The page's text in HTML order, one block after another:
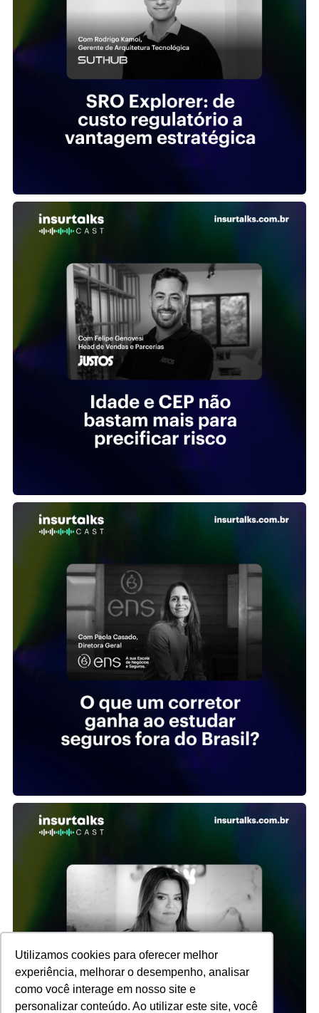
Utilizamos cookies para oferecer melhor
experiência, melhorar o desempenho, analisar
como você interage em nosso site e
personalizar conteúdo. Ao utilizar este site, você